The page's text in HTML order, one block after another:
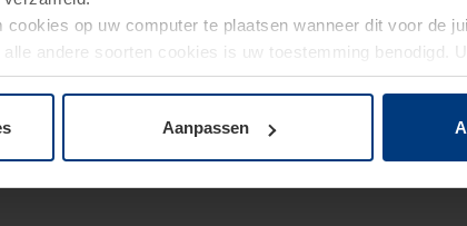
op uw computer te plaatsen wanneer dit voor de
andere soorten cookies is uw toestemming benodigd.
op paginaPrivacyverklaringop onze website wijzigen
Aanpassen